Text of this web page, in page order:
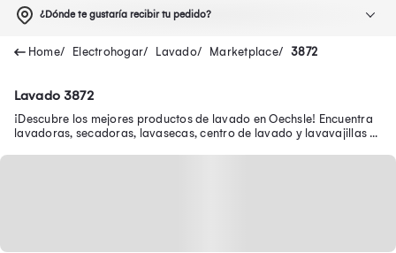
¿Dónde te gustaría recibir tu pedido?
Electrohogar Lavado Marketplace 3872
Lavado 3872
¡Descubre los mejores productos de lavado en Oechsle! Encuentra
lavadoras, secadoras, lavasecas, centro de lavado y lavavajillas a